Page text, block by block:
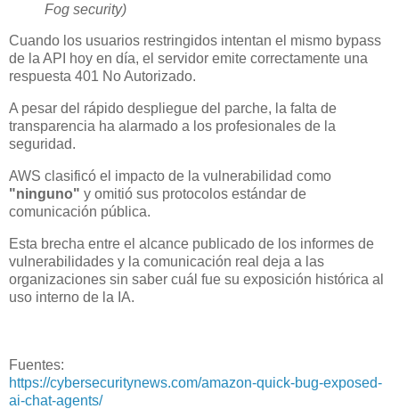
Fog security)
Cuando los usuarios restringidos intentan el mismo bypass
de la API hoy en día, el servidor emite correctamente una
respuesta 401 No Autorizado.
A pesar del rápido despliegue del parche, la falta de
transparencia ha alarmado a los profesionales de la
seguridad.
AWS clasificó el impacto de la vulnerabilidad como
"ninguno" y omitió sus protocolos estándar de
comunicación pública.
Esta brecha entre el alcance publicado de los informes de
vulnerabilidades y la comunicación real deja a las
organizaciones sin saber cuál fue su exposición histórica al
uso interno de la IA.
Fuentes:
https://cybersecuritynews.com/amazon-quick-bug-exposed-
ai-chat-agents/